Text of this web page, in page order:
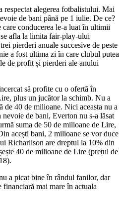
alegerea fotbalistului. Mai
de bani până pe 1 iulie. De ce?
conducerea le-a luat în ultimii
afla la limita fair-play-ului
pierderi anuale succesive de peste
a fost ultima zi în care clubul putea
de profit și pierderi ale anului
să profite cu o ofertă în
plus un jucător la schimb. Nu a
de 40 de milioane. Nici aceasta nu a
nevoie de bani, Everton nu s-a lăsat
suma de 50 de milioane de Lire,
acești bani, 2 milioane se vor duce
Richarlison are dreptul la 10% din
40 de milioane de Lire (prețul de
a picat bine în rândul fanilor, dar
mai mare în actuala